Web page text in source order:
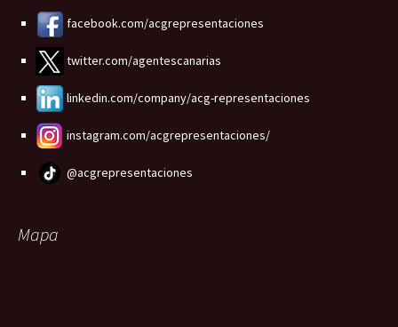
facebook.com/acgrepresentaciones
twitter.com/agentescanarias
linkedin.com/company/acg-representaciones
instagram.com/acgrepresentaciones/
@acgrepresentaciones
Mapa